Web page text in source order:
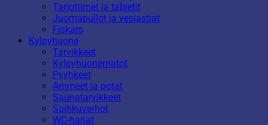
Tarjottimet ja tabletit
Juomapullot ja vesiastiat
Fiskars
Kylpyhuone
Tarvikkeet
Kylpyhuonematot
Pyyhkeet
Ammeet ja potat
Saunatarvikkeet
Suihkuverhot
WC-harjat